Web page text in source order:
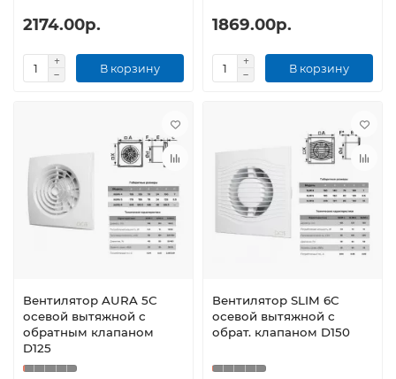
2174.00р.
В корзину
1869.00р.
В корзину
Вентилятор AURA 5С
осевой вытяжной с
обратным клапаном
D125
Вентилятор SLIM 6C
осевой вытяжной с
обрат. клапаном D150